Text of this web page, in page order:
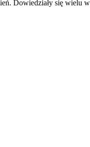
Dowiedziały się wielu